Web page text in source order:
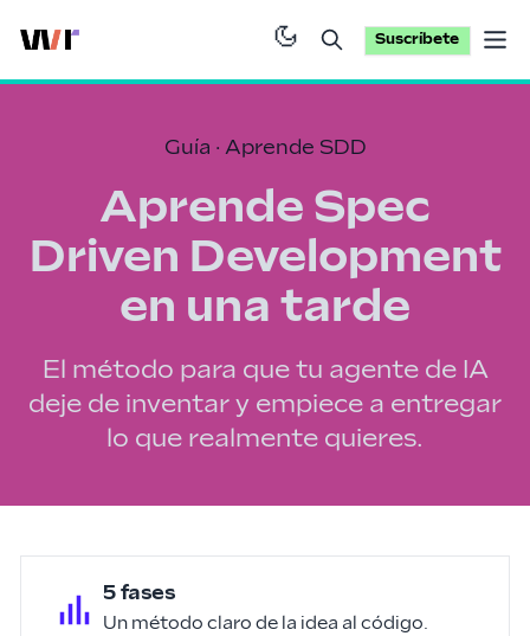
Suscríbete
Guía · Aprende SDD
Aprende Spec
Driven Development
en una tarde
El método para que tu agente de IA
deje de inventar y empiece a entregar
lo que realmente quieres.
5 fases
Un método claro de la idea al código.